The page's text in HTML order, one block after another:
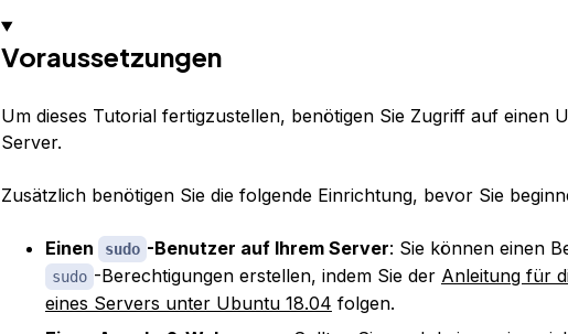
Voraussetzungen
Um dieses Tutorial fertigzustellen, benötigen Sie Zugriff auf einen
Server.
Zusätzlich benötigen Sie die folgende Einrichtung, bevor Sie
Einen sudo -Benutzer auf Ihrem Server: Sie können einen
sudo -Berechtigungen erstellen, indem Sie der Anleitung für
eines Servers unter Ubuntu 18.04 folgen.